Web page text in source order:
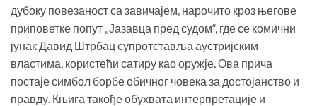
дубоку повезаност са завичајем, нарочито кроз његове
приповетке попут „Јазавца пред судом“, где се комични
јунак Давид Штрбац супротставља аустријским
властима, користећи сатиру као оружје. Ова прича
постаје симбол борбе обичног човека за достојанство и
правду. Књига такође обухвата интерпретације и